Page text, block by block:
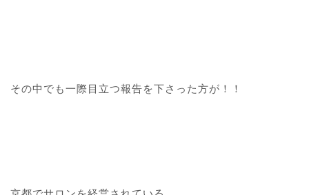
その中でも一際目立つ報告を下さった方が！！